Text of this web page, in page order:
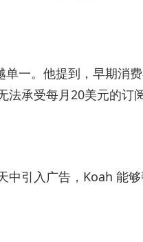
一。他提到，早期消
承受每月20美元的
引入广告，Koah 能